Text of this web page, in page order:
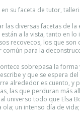
su faceta de tutor,
las diversas facetas de la
a la vista, tanto en lo
recovecos, los que son
para la
sobrepasa la forma
y que se espera
alrededor es cuento, y
las que perduran más
universo todo que Elsa
un intenso día de